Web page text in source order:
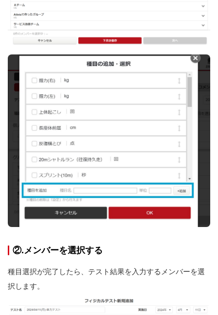
②.メンバーを選択する
種目選択が完了したら、テスト結果を入力するメンバーを選
択します。